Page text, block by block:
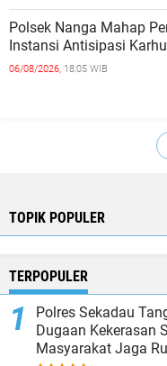
Polsek Nanga Mahap
Instansi Antisipasi
06/08/2026, 18:05 WIB
TOPIK POPULER
TERPOPULER
Polres Sekadau
Dugaan Kekerasan
Masyarakat Jaga